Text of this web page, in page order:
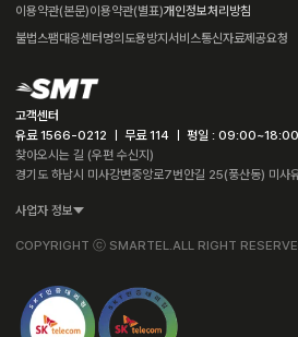
이용약관(본문)이용약관(별표)개인정보처리방침
불법스팸대응센터 명의도용방지서비스통신자료제공요청
고객센터
유료 1566-0212 ㅣ 무료 114 ㅣ 평일 :
찾아오시는 길 (우편 수신지)
경기도 하남시 미사강변중앙로7번안길 25(풍산동) 미
사업자 정보
COPYRIGHT ⓒ SMARTEL.ALL RIGHT